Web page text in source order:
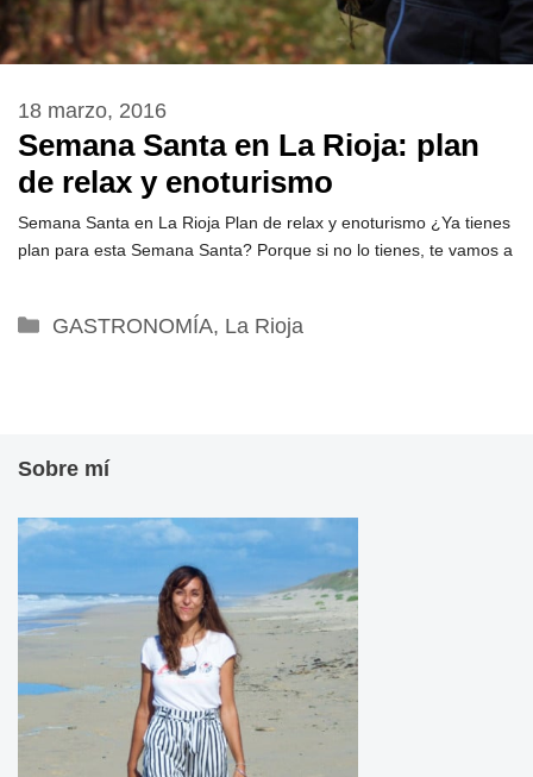
Semana Santa en La Rioja: plan
de relax y enoturismo
18 marzo, 2016
Semana Santa en La Rioja Plan de relax y enoturismo ¿Ya tienes
plan para esta Semana Santa? Porque si no lo tienes, te vamos a
Categorías
GASTRONOMÍA, La Rioja
Sobre mí